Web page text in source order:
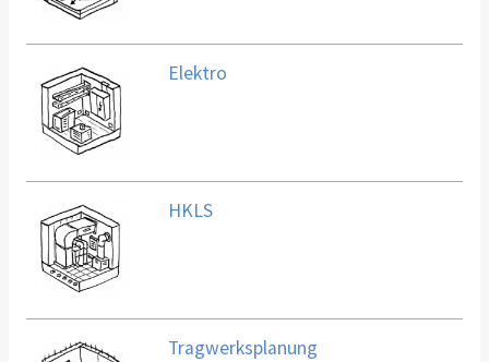
Elektro
HKLS
Tragwerksplanung